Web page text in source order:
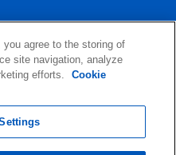
Reserved.
you agree to the storing of
site navigation, analyze
efforts.
Cookie